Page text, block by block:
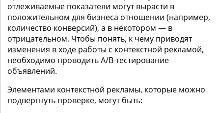
отлеживаемые показатели могут вырасти в
положительном для бизнеса отношении (например,
количество конверсий), а в некотором — в
отрицательном. Чтобы понять, к чему приводят
изменения в ходе работы с контекстной рекламой,
необходимо проводить A/B-тестирование
объявлений.
Элементами контекстной рекламы, которые можно
подвергнуть проверке, могут быть: